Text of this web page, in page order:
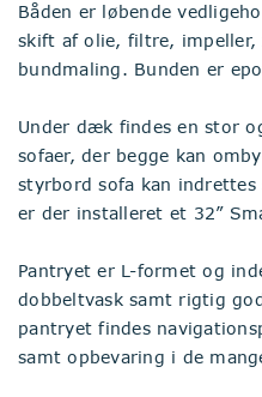
Båden er løbende
skift af olie, filtre, impeller,
bundmaling. Bunden er
Under dæk findes en stor
sofaer, der begge kan
styrbord sofa kan
er der installeret et 32”
Pantryet er L-formet og
dobbeltvask samt rigtig
pantryet findes
samt opbevaring i de